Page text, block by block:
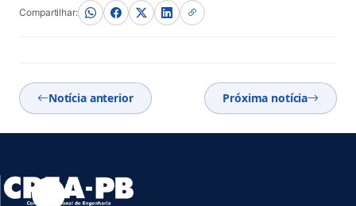
Compartilhar:
Notícia anterior Próxima notícia